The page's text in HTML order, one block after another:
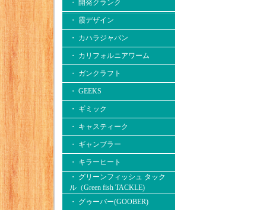
・ 開発クランク
・ 霞デザイン
・ カハラジャパン
・ カリフォルニアワーム
・ ガンクラフト
・ GEEKS
・ ギミック
・ キャスティーク
・ ギャンブラー
・ キラーヒート
・ グリーンフィッシュ タック
ル（Green fish TACKLE)
・ グゥーバー(GOOBER)